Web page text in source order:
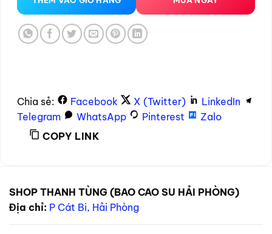
Chia sẻ: Facebook X (Twitter)
LinkedIn
Telegram
WhatsApp Pinterest
Zalo
COPY LINK
SHOP THANH TÙNG (BAO CAO SU HẢI PHÒNG)
Địa chỉ: P Cát Bi, Hải Phòng